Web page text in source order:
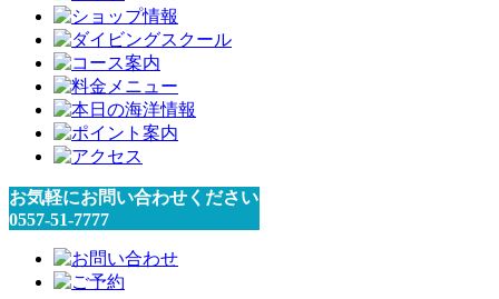
お気軽にお問い合わせください
0557-51-7777